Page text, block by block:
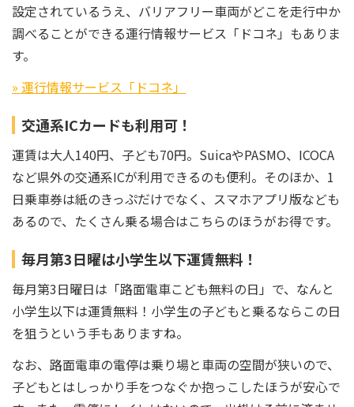
設定されているうえ、バリアフリー車両がどこを走行中か
調べることができる運行情報サービス「ドコネ」もありま
す。
» 運行情報サービス「ドコネ」
交通系ICカードも利用可！
運賃は大人140円、子ども70円。SuicaやPASMO、ICOCA
など県外の交通系ICが利用できるのも便利。そのほか、1
日乗車券は紙のきっぷだけでなく、スマホアプリ版なども
あるので、たくさん乗る場合はこちらのほうがお得です。
毎月第3日曜は小学生以下運賃無料！
毎月第3日曜日は「路面電車こども無料の日」で、なんと
小学生以下は運賃無料！小学生の子どもと乗るならこの日
を狙うという手もありますね。
なお、路面電車の電停は乗り場と車両の空間が狭いので、
子どもとはしっかり手をつなぐか抱っこしたほうが安心で